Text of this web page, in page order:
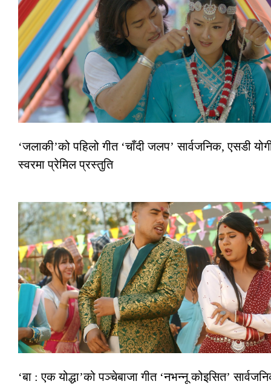
‘जलाकी’को पहिलो गीत ‘चाँदी जलप’ सार्वजनिक, एसडी
स्वरमा प्रेमिल प्रस्तुति
‘बा : एक योद्धा’को पञ्चेबाजा गीत ‘नभन्नू कोइसित’